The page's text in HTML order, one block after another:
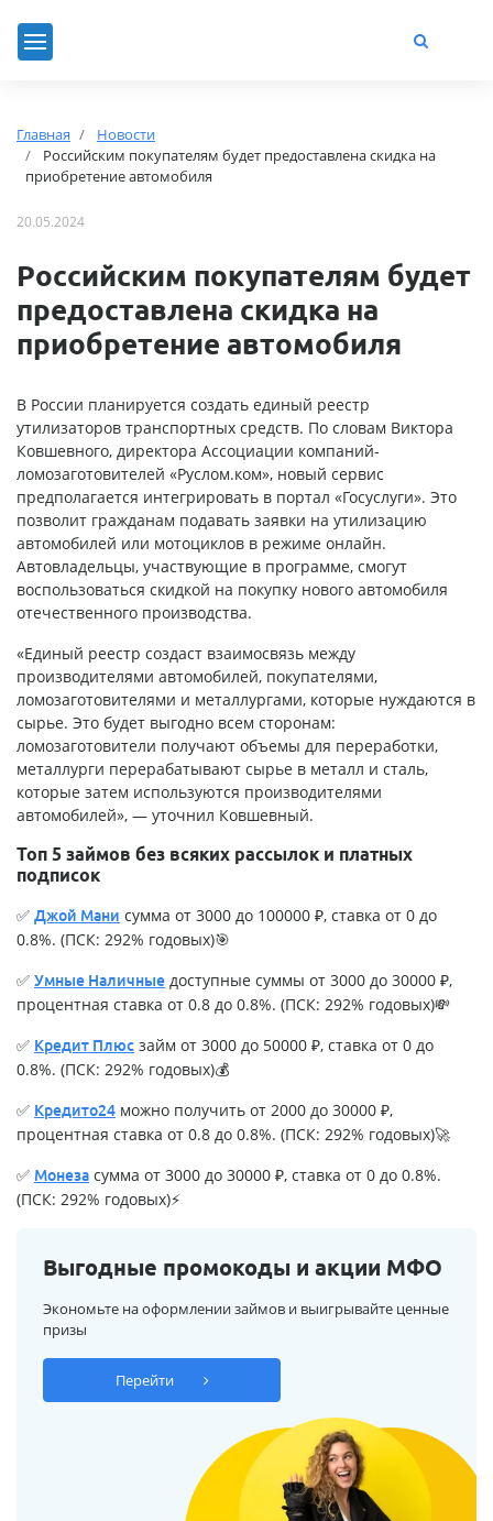
Главная
Новости
Российским покупателям будет предоставлена скидка на
приобретение автомобиля
20.05.2024
Российским покупателям будет
предоставлена скидка на
приобретение автомобиля
В России планируется создать единый реестр
утилизаторов транспортных средств. По словам Виктора
Ковшевного, директора Ассоциации компаний-
ломозаготовителей «Руслом.ком», новый сервис
предполагается интегрировать в портал «Госуслуги». Это
позволит гражданам подавать заявки на утилизацию
автомобилей или мотоциклов в режиме онлайн.
Автовладельцы, участвующие в программе, смогут
воспользоваться скидкой на покупку нового автомобиля
отечественного производства.
«Единый реестр создаст взаимосвязь между
производителями автомобилей, покупателями,
ломозаготовителями и металлургами, которые нуждаются в
сырье. Это будет выгодно всем сторонам:
ломозаготовители получают объемы для переработки,
металлурги перерабатывают сырье в металл и сталь,
которые затем используются производителями
автомобилей», — уточнил Ковшевный.
Топ 5 займов без всяких рассылок и платных
подписок
✅ Джой Мани сумма от 3000 до 100000 ₽, ставка от 0 до
0.8%. (ПСК: 292% годовых)🎯
✅ Умные Наличные доступные суммы от 3000 до 30000 ₽,
процентная ставка от 0.8 до 0.8%. (ПСК: 292% годовых)💸
✅ Кредит Плюс займ от 3000 до 50000 ₽, ставка от 0 до
0.8%. (ПСК: 292% годовых)💰
✅ Кредито24 можно получить от 2000 до 30000 ₽,
процентная ставка от 0.8 до 0.8%. (ПСК: 292% годовых)🚀
✅ Монеза сумма от 3000 до 30000 ₽, ставка от 0 до 0.8%.
(ПСК: 292% годовых)⚡
Выгодные промокоды и акции МФО
Экономьте на оформлении займов и выигрывайте ценные
призы
Перейти